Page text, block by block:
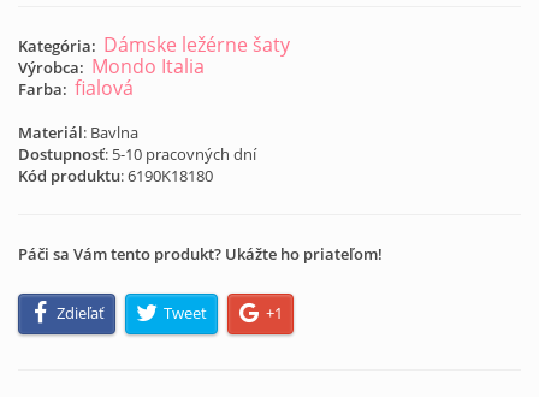
Kategória: Dámske ležérne šaty
Výrobca: Mondo Italia
Farba: fialová
Materiál: Bavlna
Dostupnosť: 5-10 pracovných dní
Kód produktu:6190K18180
Páči sa Vám tento produkt? Ukážte ho priateľom!
Zdieľať Tweet +1